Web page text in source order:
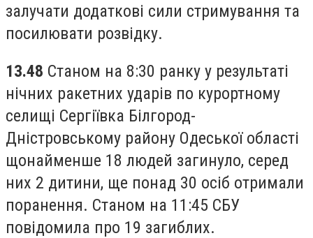
залучати додаткові сили стримування та
посилювати розвідку.
13.48 Станом на 8:30 ранку у результаті
нічних ракетних ударів по курортному
селищі Сергіївка Білгород-
Дністровському району Одеської області
щонайменше 18 людей загинуло, серед
них 2 дитини, ще понад 30 осіб отримали
поранення. Станом на 11:45 СБУ
повідомила про 19 загиблих.